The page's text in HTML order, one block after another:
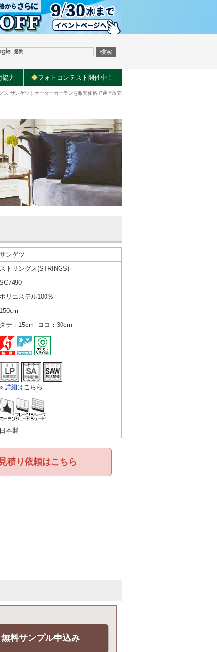
協力 ◆フォトコンテスト開催中！
ス サンゲツ｜オーダーカーテンを激安価格で通信販売
サンゲツ
ストリングス(STRINGS)
SC7490
ポリエステル100％
150cm
タテ：15cm ヨコ：30cm
» 詳細はこちら
日本製
積り依頼はこちら
無料サンプル申込み